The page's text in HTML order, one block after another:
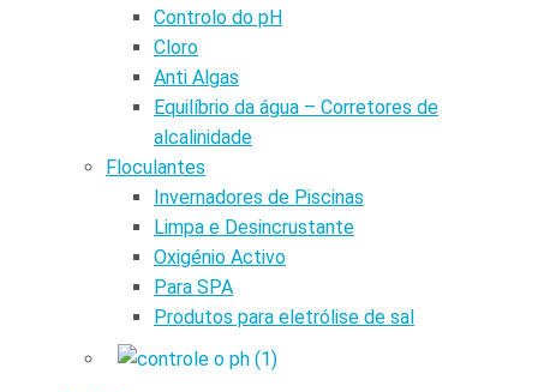
Controlo do pH
Cloro
Anti Algas
Equilíbrio da água – Corretores de
alcalinidade
Floculantes
Invernadores de Piscinas
Limpa e Desincrustante
Oxigénio Activo
Para SPA
Produtos para eletrólise de sal